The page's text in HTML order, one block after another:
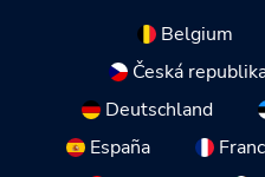
Belgium
Česká
Deutschland
España